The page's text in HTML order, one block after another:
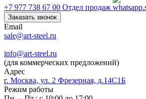
+7 977 738 67 00 Отдел продаж
Заказать звонок
Email
sale@art-steel.ru
info@art-steel.ru
(для коммерческих предложений)
Адрес
г. Москва, ул. 2 Фрезерная, д.14С1Б
Режим работы